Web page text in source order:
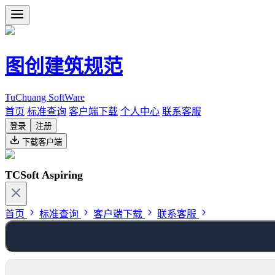
图创建筑规范
TuChuang SoftWare
首页 标准查询 客户端下载 个人中心 联系客服
登录
注册
下载客户端
TCSoft Aspiring
首页 标准查询 客户端下载 联系客服